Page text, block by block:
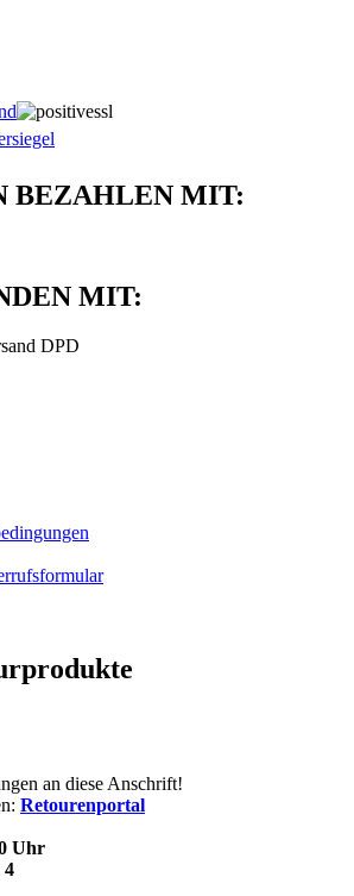
BEZAHLEN MIT:
MIT:
an diese Anschrift!
Retourenportal
Uhr
4